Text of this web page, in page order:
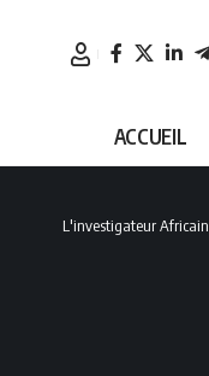
ACCUEIL
L'investigateur Africain